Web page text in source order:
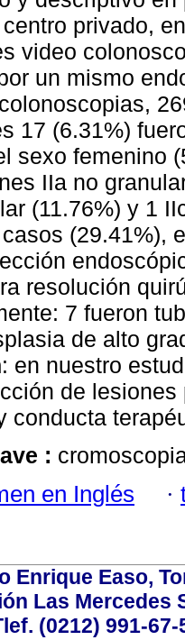
privado,
video
un mismo
17 (6.31%)
sexo femenino
IIa no
(11.76%) y 1
(29.41%),
resolución
7 fueron
de alto
: en nuestro
de
conducta
:
en Inglés ·
Enrique Easo,
Las Mercedes
(0212) 991-